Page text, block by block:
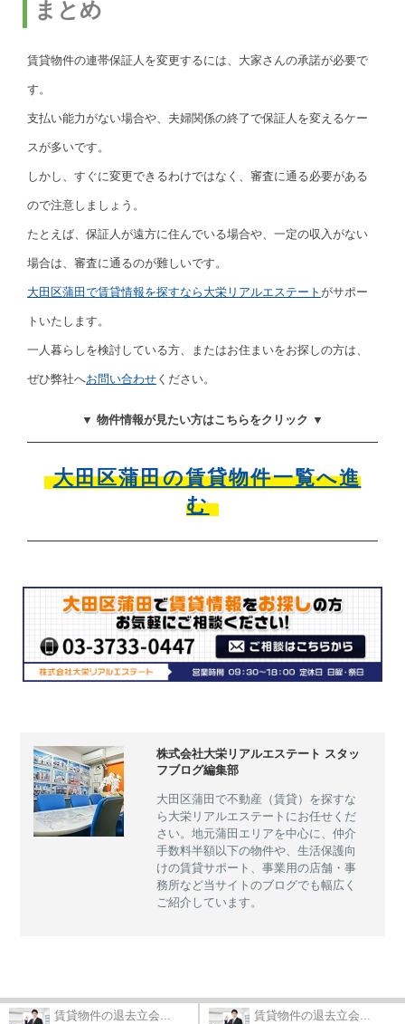
まとめ
賃貸物件の連帯保証人を変更するには、大家さんの承諾が必要で
す。
支払い能力がない場合や、夫婦関係の終了で保証人を変えるケー
スが多いです。
しかし、すぐに変更できるわけではなく、審査に通る必要がある
ので注意しましょう。
たとえば、保証人が遠方に住んでいる場合や、一定の収入がない
場合は、審査に通るのが難しいです。
大田区蒲田で賃貸情報を探すなら大栄リアルエステート がサポー
トいたします。
一人暮らしを検討している方、またはお住まいをお探しの方は、
ぜひ弊社へお問い合わせ ください。
▼ 物件情報が見たい方はこちらをクリック ▼
大田区蒲田の賃貸物件一覧へ進
む
株式会社大栄リアルエステート スタッ
フブログ編集部
大田区蒲田で不動産（賃貸）を探すな
ら大栄リアルエステートにお任せくだ
さい。地元蒲田エリアを中心に、仲介
手数料半額以下の物件や、生活保護向
けの賃貸サポート、事業用の店舗・事
務所など当サイトのブログでも幅広く
ご紹介しています。
賃貸物件の退去立会... 賃貸物件の退去立会...